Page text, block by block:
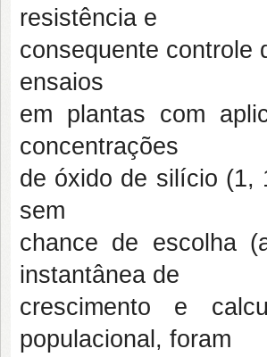
resistência e
consequente controle
ensaios
em plantas com
concentrações
de óxido de silício (1,
sem
chance de escolha
instantânea de
crescimento e
populacional, foram